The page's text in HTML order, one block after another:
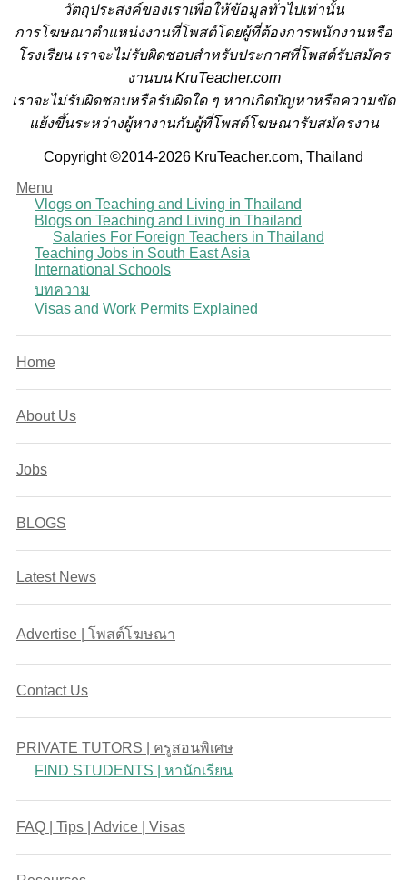
วัตถุประสงค์ของเราเพื่อให้ข้อมูลทั่วไปเท่านั้น
การโฆษณาตำแหน่งงานที่โพสต์โดยผู้ที่ต้องการพนักงานหรือ
โรงเรียน เราจะไม่รับผิดชอบสำหรับประกาศที่โพสต์รับสมัคร
งานบน KruTeacher.com
เราจะไม่รับผิดชอบหรือรับผิดใด ๆ หากเกิดปัญหาหรือความขัด
แย้งขึ้นระหว่างผู้หางานกับผู้ที่โพสต์โฆษณารับสมัครงาน
Copyright ©2014-2026 KruTeacher.com, Thailand
Menu
Vlogs on Teaching and Living in Thailand
Blogs on Teaching and Living in Thailand
Salaries For Foreign Teachers in Thailand
Teaching Jobs in South East Asia
International Schools
บทความ
Visas and Work Permits Explained
Home
About Us
Jobs
BLOGS
Latest News
Advertise | โพสต์โฆษณา
Contact Us
PRIVATE TUTORS | ครูสอนพิเศษ
FIND STUDENTS | หานักเรียน
FAQ | Tips | Advice | Visas